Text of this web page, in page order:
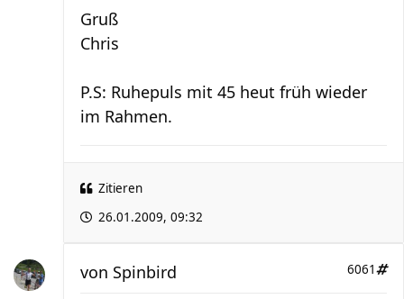
Gruß
Chris
P.S: Ruhepuls mit 45 heut früh wieder
im Rahmen.
Zitieren
26.01.2009, 09:32
6061
von Spinbird